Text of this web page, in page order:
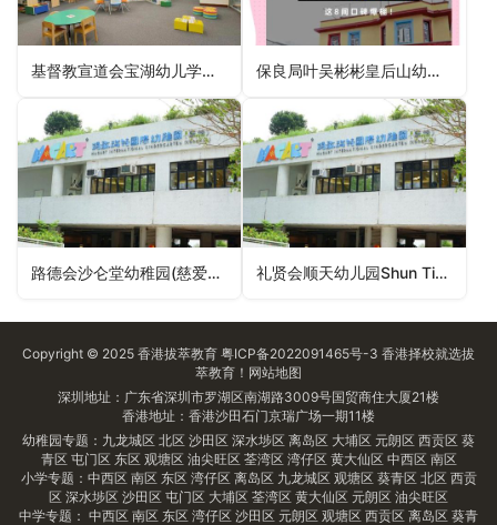
基督教宣道会宝湖幼儿学校C&MA Plover Cove Nursery School（大埔区幼稚园） 保良局叶吴彬彬皇后山幼稚园PLK Yip Ng Bun Bun Queen’s Hill Kindergarten（北区幼稚园）
路德会沙仑堂幼稚园(慈爱分校)Sharon Lutheran Church Kindergarten (Tsz Oi Branch)（黄大仙区幼稚园） 礼贤会顺天幼儿园Shun Tin Rhenish Nursery（观塘区幼稚园）
Copyright © 2025 香港拔萃教育 粤ICP备2022091465号-3 香港择校就选拔
萃教育！ 网站地图
深圳地址：广东省深圳市罗湖区南湖路3009号国贸商住大厦21楼
香港地址：香港沙田石门京瑞广场一期11楼
幼稚园专题： 九龙城区 北区 沙田区 深水埗区 离岛区 大埔区 元朗区 西贡区 葵
青区 屯门区 东区 观塘区 油尖旺区 荃湾区 湾仔区 黄大仙区 中西区 南区
小学专题： 中西区 南区 东区 湾仔区 离岛区 九龙城区 观塘区 葵青区 北区 西贡
区 深水埗区 沙田区 屯门区 大埔区 荃湾区 黄大仙区 元朗区 油尖旺区
中学专题： 中西区 南区 东区 湾仔区 沙田区 元朗区 观塘区 西贡区 离岛区 葵青